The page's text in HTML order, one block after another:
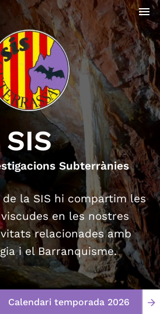
menu
SIS
Subterrànies
la SIS hi compartim les
en les nostres
relacionades amb
i el Barranquisme.
Calendari temporada 2026 arrow_forward